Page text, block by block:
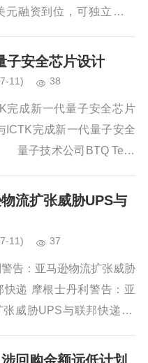
元融资到位，可独立筹备
行官周五表示，...
子安全芯片设计
11) 38
完成新一代量子安全芯片
ICTK完成新一代量子安全
子技术公司BTQ Tech
合作完成新一...
流扩张威胁UPS与
11) 37
告：亚马逊物流扩张威胁
快递 摩根士丹利警告：亚
张威胁UPS与联邦快递
张物流业务并面向第三方